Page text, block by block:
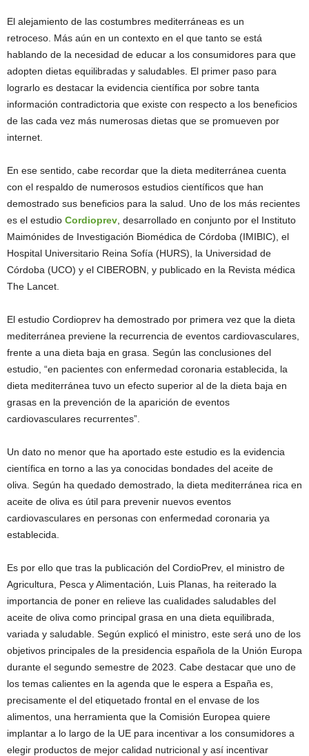
El alejamiento de las costumbres mediterráneas es un
retroceso. Más aún en un contexto en el que tanto se está
hablando de la necesidad de educar a los consumidores para que
adopten dietas equilibradas y saludables. El primer paso para
lograrlo es destacar la evidencia científica por sobre tanta
información contradictoria que existe con respecto a los beneficios
de las cada vez más numerosas dietas que se promueven por
internet.
En ese sentido, cabe recordar que la dieta mediterránea cuenta
con el respaldo de numerosos estudios científicos que han
demostrado sus beneficios para la salud. Uno de los más recientes
es el estudio Cordioprev , desarrollado en conjunto por el Instituto
Maimónides de Investigación Biomédica de Córdoba (IMIBIC), el
Hospital Universitario Reina Sofía (HURS), la Universidad de
Córdoba (UCO) y el CIBEROBN, y publicado en la Revista médica
The Lancet.
El estudio Cordioprev ha demostrado por primera vez que la dieta
mediterránea previene la recurrencia de eventos cardiovasculares,
frente a una dieta baja en grasa. Según las conclusiones del
estudio, “en pacientes con enfermedad coronaria establecida, la
dieta mediterránea tuvo un efecto superior al de la dieta baja en
grasas en la prevención de la aparición de eventos
cardiovasculares recurrentes”.
Un dato no menor que ha aportado este estudio es la evidencia
científica en torno a las ya conocidas bondades del aceite de
oliva. Según ha quedado demostrado, la dieta mediterránea rica en
aceite de oliva es útil para prevenir nuevos eventos
cardiovasculares en personas con enfermedad coronaria ya
establecida.
Es por ello que tras la publicación del CordioPrev, el ministro de
Agricultura, Pesca y Alimentación, Luis Planas, ha reiterado la
importancia de poner en relieve las cualidades saludables del
aceite de oliva como principal grasa en una dieta equilibrada,
variada y saludable. Según explicó el ministro, este será uno de los
objetivos principales de la presidencia española de la Unión Europa
durante el segundo semestre de 2023. Cabe destacar que uno de
los temas calientes en la agenda que le espera a España es,
precisamente el del etiquetado frontal en el envase de los
alimentos, una herramienta que la Comisión Europea quiere
implantar a lo largo de la UE para incentivar a los consumidores a
elegir productos de mejor calidad nutricional y así incentivar